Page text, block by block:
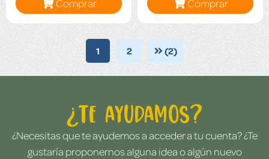
Comprar
Comprar
1 2 (2)
¿Te ayudamos?
¿Necesitas que te ayudemos a acceder a tu cuenta? ¿Te
gustaría proponernos alguna idea o algún nuevo